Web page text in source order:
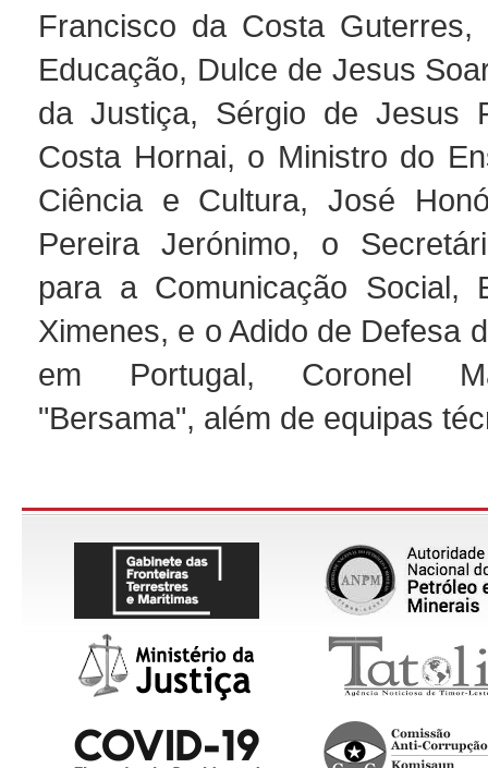
Francisco da Costa
Educação, Dulce de Jesus
da Justiça, Sérgio de Jesus
Costa Hornai, o Ministro do
Ciência e Cultura, José
Pereira Jerónimo, o
para a Comunicação Social,
Ximenes, e o Adido de Defesa
em Portugal, Coronel
"Bersama", além de equipas